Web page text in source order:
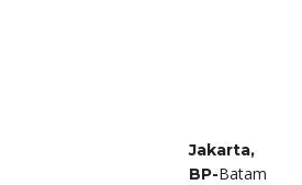
Jakarta,
BP-Batam